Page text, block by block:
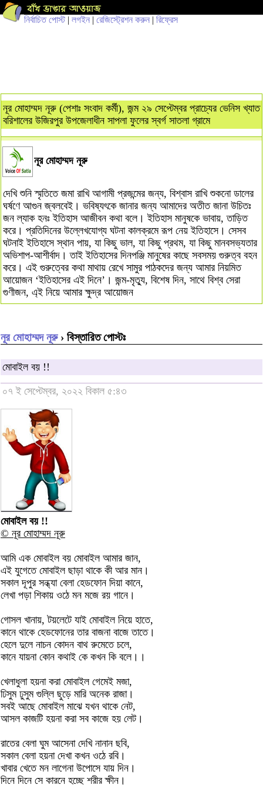
নির্বাচিত পোস্ট| লগইন | রেজিস্ট্রেশন করুন | রিফ্রেস
নূর মোহাম্মদ নূরু (পেশাঃ সংবাদ কর্মী), জন্ম ২৯ সেপ্টেম্বর প্রাচ্যের ভেনিস খ্যাত
বরিশালের উজিরপুর উপজেলাধীন সাপলা ফুলের স্বর্গ সাতলা গ্রামে
নূর মোহাম্মদ নূরু
দেখি শুনি স্মৃতিতে জমা রাখি আগামী প্রজন্মের জন্য, বিশ্বাস রাখি শুকনো ডালের
ঘর্ষণে আগুন জ্বলবেই। ভবিষ্যৎকে জানার জন্য আমাদের অতীত জানা উচিতঃ
জন ল্যাক হনঃ ইতিহাস আজীবন কথা বলে। ইতিহাস মানুষকে ভাবায়, তাড়িত
করে। প্রতিদিনের উল্লেখযোগ্য ঘটনা কালক্রমে রূপ নেয় ইতিহাসে। সেসব
ঘটনাই ইতিহাসে স্থান পায়, যা কিছু ভাল, যা কিছু প্রথম, যা কিছু মানবসভ্যতার
অভিশাপ-আশীর্বাদ। তাই ইতিহাসের দিনপঞ্জি মানুষের কাছে সবসময় গুরুত্ব বহন
করে। এই গুরুত্বের কথা মাথায় রেখে সামুর পাঠকদের জন্য আমার নিয়মিত
আয়োজন ‘ইতিহাসের এই দিনে’। জন্ম-মৃত্যু, বিশেষ দিন, সাথে বিশ্ব সেরা
গুণীজন, এ্ই নিয়ে আমার ক্ষুদ্র আয়োজন
নূর মোহাম্মদ নূরু› বিস্তারিত পোস্টঃ
মোবাইল বয় !!
০৭ ই সেপ্টেম্বর, ২০২২ বিকাল ৫:৪৩
মোবাইল বয় !!
© নূর মোহাম্মদ নূরু
আমি এক মোবাইল বয় মোবাইল আমার জান,
এই যুগেতে মোবাইল ছাড়া থাকে কী আর মান।
সকাল দূপুর সন্ধ্যা বেলা হেডফোন দিয়া কানে,
লেখা পড়া শিকায় ওঠে মন মজে রয় গানে।
গোসল খানায়, টয়লেটে যাই মোবাইল নিয়ে হাতে,
কানে থাকে হেডফোনের তার বাজনা বাজে তাতে।
হেলে দুলে নাচন কোদন বাথ রুমেতে চলে,
কানে যায়না কোন কথাই কে কখন কি বলে।।
খেলাধুলা হয়না করা মোবাইল গেমেই মজা,
ঢিসুম ঢুসুম গুল্লি ছুড়ে মারি অনেক রাজা।
সবই আছে মোবাইল মাঝে যখন থাকে নেট,
আসল কাজটি হয়না করা সব কাজে হয় লেট।
রাতের বেলা ঘুম আসেনা দেখি নানান ছবি,
সকাল বেলা হয়না দেখা কখন ওঠে রবি।
খাবার খেতে মন লাগেনা উপোসে যায় দিন।
দিনে দিনে সে কারনে হচ্ছে শরীর ক্ষীন।